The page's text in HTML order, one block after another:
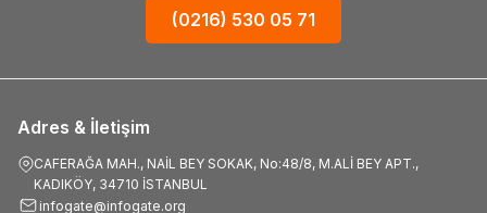
(0216) 530 05 71
Adres & İletişim
CAFERAĞA MAH., NAİL BEY SOKAK, No:48/8, M.ALİ BEY APT.,
KADIKÖY, 34710 İSTANBUL
infogate@infogate.org